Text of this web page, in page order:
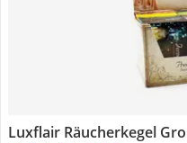
Luxflair Räucherkegel